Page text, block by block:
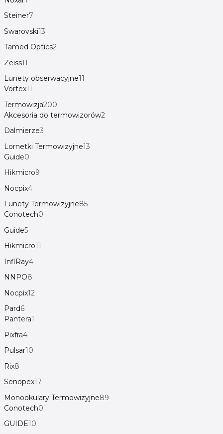
Steiner7
Swarovski13
Tamed Optics2
Zeiss11
Lunety obserwacyjne11
Vortex11
Termowizja200
Akcesoria do termowizorów2
Dalmierze3
Lornetki Termowizyjne13
Guide0
Hikmicro9
Nocpix4
Lunety Termowizyjne85
Conotech0
Guide5
Hikmicro11
InfiRay4
NNPO8
Nocpix12
Pard6
Pantera1
Pixfra4
Pulsar10
Rix8
Senopex17
Monookulary Termowizyjne89
Conotech0
GUIDE10